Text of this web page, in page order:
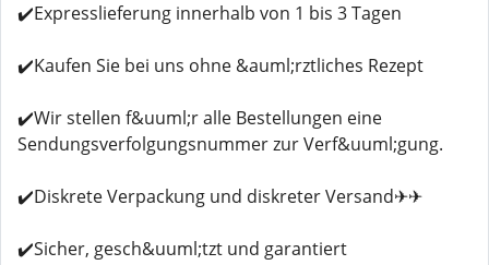
✔️Expresslieferung innerhalb von 1 bis 3 Tagen
✔️Kaufen Sie bei uns ohne &auml;rztliches Rezept
✔️Wir stellen f&uuml;r alle Bestellungen eine
Sendungsverfolgungsnummer zur Verf&uuml;gung.
✔️Diskrete Verpackung und diskreter Versand✈✈
✔️Sicher, gesch&uuml;tzt und garantiert